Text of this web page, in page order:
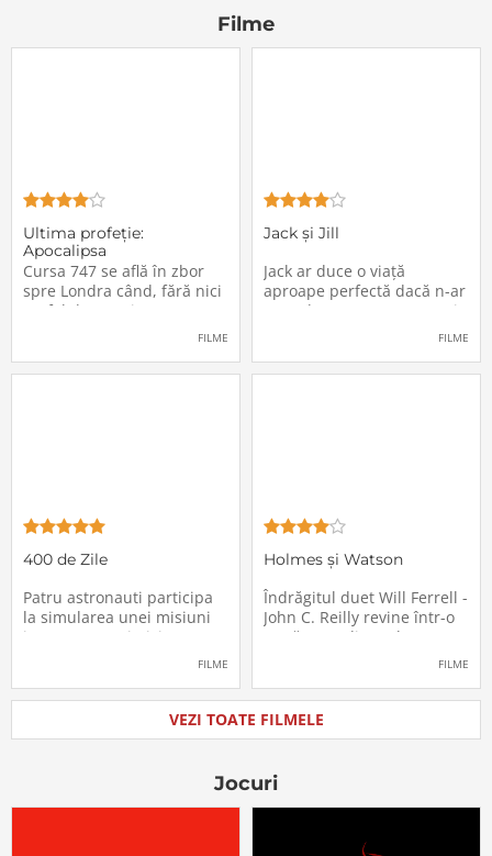
Filme
Ultima profeţie:
Apocalipsa
Cursa 747 se află în zbor
spre Londra când, fără nici
un fel de avertisment,
pasagerii încep să dispară
locurile lor. Teroarea și
FILME
Jack și Jill
Jack ar duce o viață
aproape perfectă dacă n-ar
avea de suportat o excepție
sărbători - sora lui
FILME
400 de Zile
Patru astronauti participa
la simularea unei misiuni
in care sunt trimisi pe o
psihologice pe care le are
calatoria in spatiu. Starea
mentala a astronautilor
FILME
Holmes și Watson
Îndrăgitul duet Will Ferrell -
John C. Reilly revine într-o
nouă comedie: Holmes &
Watson, povestea super-
Holmes și a asistentului
său, dr. Watson, inspirată
de romanul best-seller al
De data
FILME
VEZI TOATE FILMELE
Jocuri